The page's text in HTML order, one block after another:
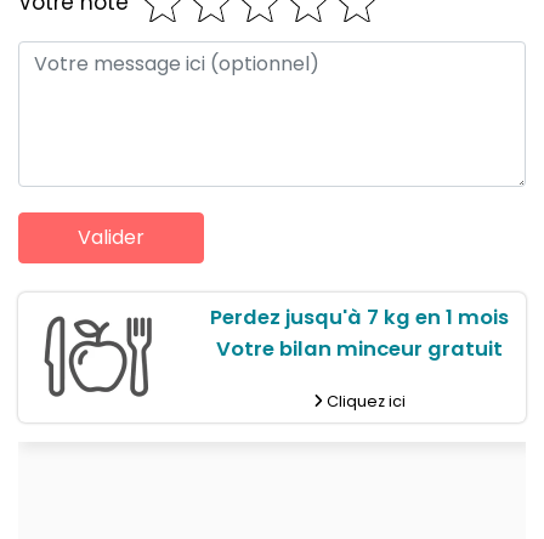
Perdez jusqu'à 7 kg en 1 mois
Votre bilan minceur gratuit
Cliquez ici